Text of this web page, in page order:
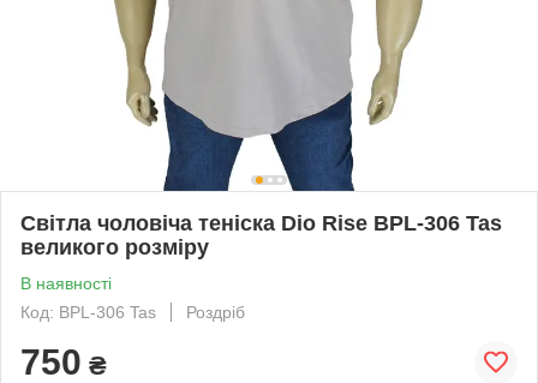
Світла чоловіча теніска Dio Rise BPL-306 Tas
великого розміру
В наявності
Код: BPL-306 Tas
Роздріб
750 ₴